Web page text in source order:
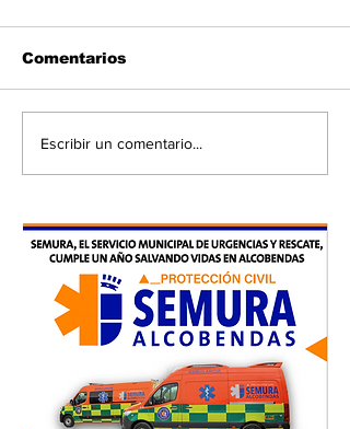
Comentarios
Escribir un comentario...